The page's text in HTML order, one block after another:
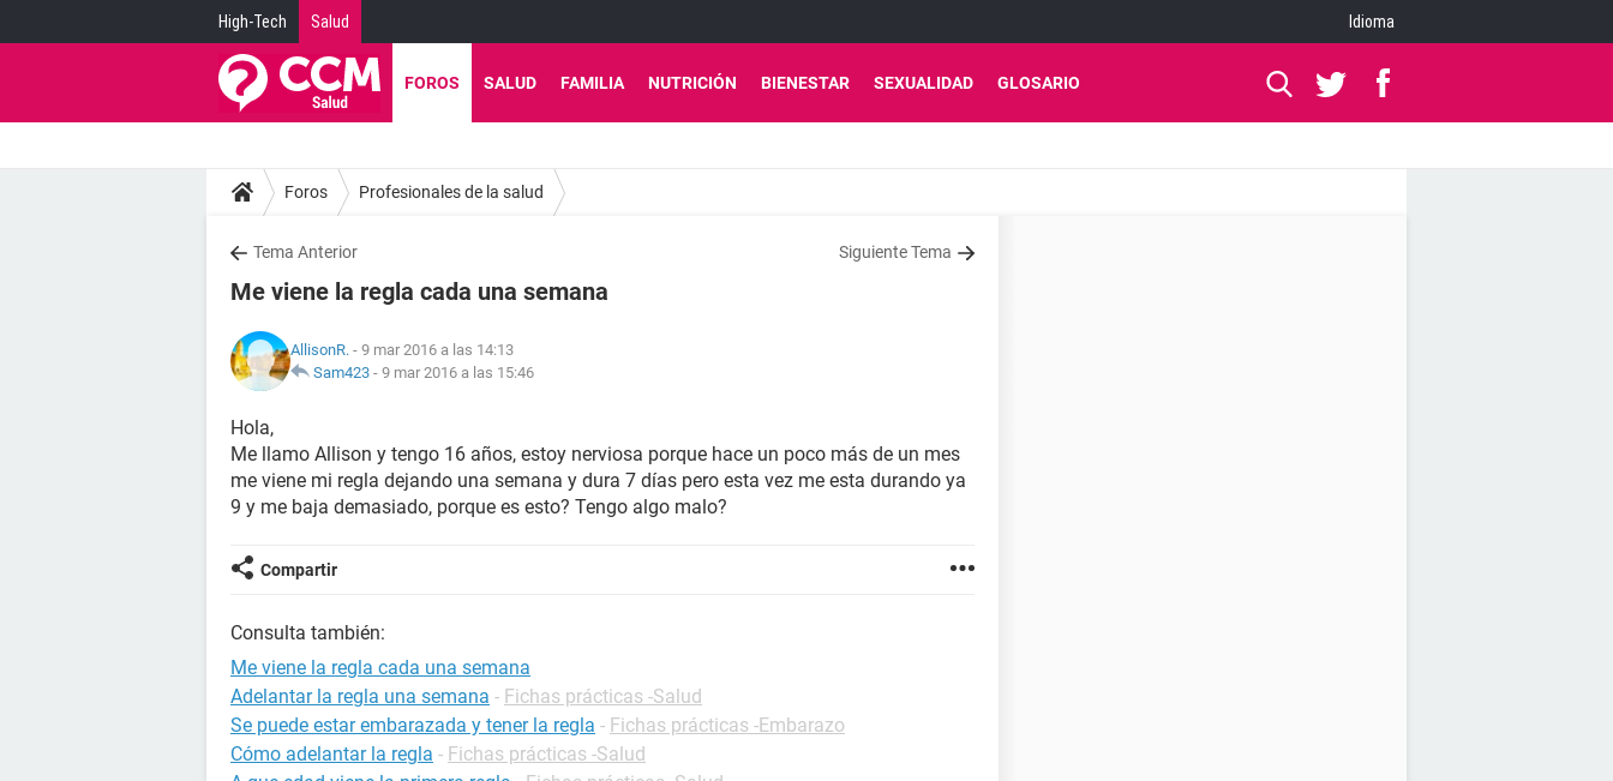
High-Tech Salud Idioma
FOROS SALUD FAMILIA NUTRICIÓN BIENESTAR SEXUALIDAD GLOSARIO
Foros Profesionales de la salud
Tema Anterior Siguiente Tema
Me viene la regla cada una semana
AllisonR. - 9 mar 2016 a las 14:13
Sam423 - 9 mar 2016 a las 15:46
Hola,
Me llamo Allison y tengo 16 años, estoy nerviosa porque hace un poco más de un mes
me viene mi regla dejando una semana y dura 7 días pero esta vez me esta durando ya
9 y me baja demasiado, porque es esto? Tengo algo malo?
Compartir
Consulta también:
Me viene la regla cada una semana
Adelantar la regla una semana - Fichas prácticas -Salud
Se puede estar embarazada y tener la regla - Fichas prácticas -Embarazo
Cómo adelantar la regla - Fichas prácticas -Salud